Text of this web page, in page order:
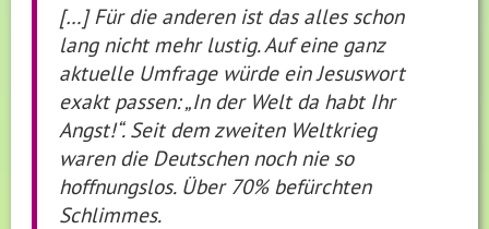
[…] Für die anderen ist das alles schon
lang nicht mehr lustig. Auf eine ganz
aktuelle Umfrage würde ein Jesuswort
exakt passen: „In der Welt da habt Ihr
Angst!“. Seit dem zweiten Weltkrieg
waren die Deutschen noch nie so
hoffnungslos. Über 70% befürchten
Schlimmes.